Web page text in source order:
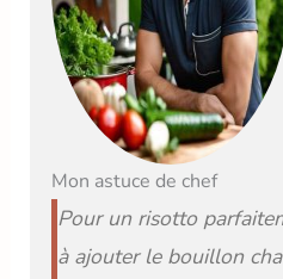
Mon astuce de chef
Pour un risotto
à ajouter le bouillon